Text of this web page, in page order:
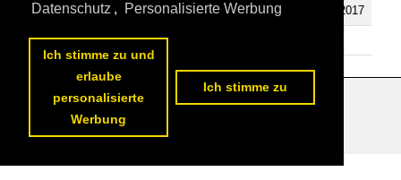
25.06.2017
Tier-fotos.eu
Datenschutz , Personalisierte Werbung
Ich stimme zu und
erlaube
personalisierte
Werbung
Ich stimme zu